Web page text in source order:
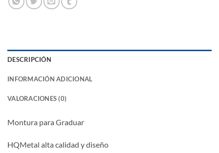
DESCRIPCIÓN
INFORMACIÓN ADICIONAL
VALORACIONES (0)
Montura para Graduar
HQMetal alta calidad y diseño